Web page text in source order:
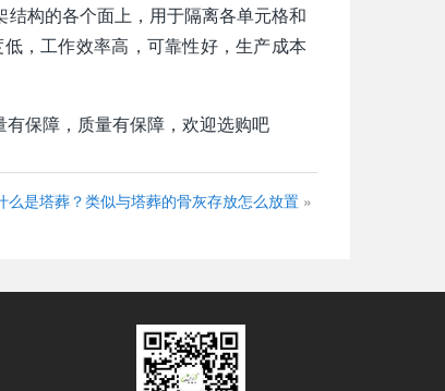
构的各个面上，用于隔离各单元格和
，工作效率高，可靠性好，生产成本
保障，质量有保障，欢迎选购吧
么是塔葬？类似与塔葬的骨灰存放怎么放置 »